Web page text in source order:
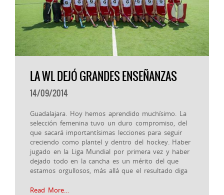
LA WL DEJÓ GRANDES ENSEÑANZAS
14/09/2014
Guadalajara. Hoy hemos aprendido muchísimo. La
selección femenina tuvo un duro compromiso, del
que sacará importantísimas lecciones para seguir
creciendo como plantel y dentro del hockey. Haber
jugado en la Liga Mundial por primera vez y haber
dejado todo en la cancha es un mérito del que
estamos orgullosos, más allá que el resultado diga
Read More…